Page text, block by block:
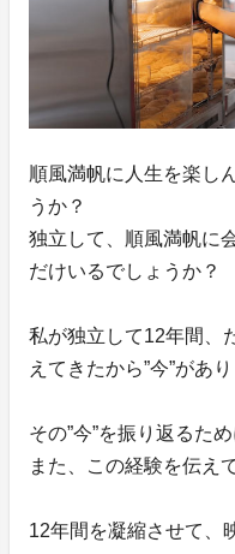
順風満帆に人生を楽し
うか？
独立して、順風満帆に
だけいるでしょうか？
私が独立して12年間、
えてきたから”今”があり
その”今”を振り返るた
また、この経験を伝え
12年間を凝縮させて、